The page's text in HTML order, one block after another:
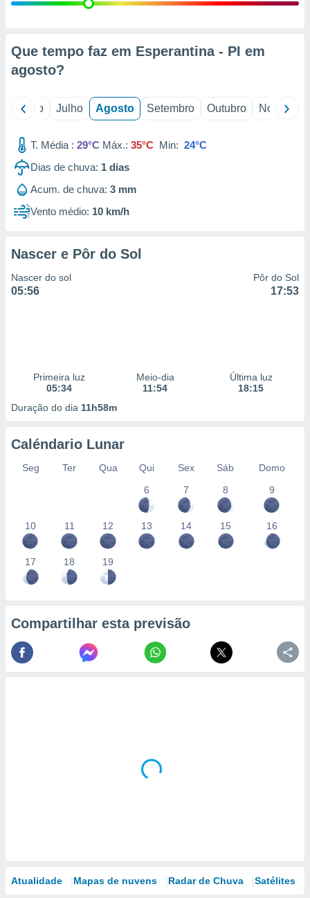
através
estudos
1199
Que tempo faz em Esperantina - PI em
agosto?
Junho Julho Agosto Setembro Outubro Novembro
T. Média : 29°C Máx.: 35°C Min: 24°C
Dias de chuva: 1 dias
Acum. de chuva: 3 mm
Vento médio: 10 km/h
Nascer e Pôr do Sol
Nascer do sol
05:56
Pôr do Sol
17:53
Primeira luz
05:34
Meio-dia
11:54
Última luz
18:15
Duração do dia 11h58m
Caléndario Lunar
Seg Ter Qua Qui Sex Sáb
Domo
6
7 8 9
10 11 12 13 14 15 16
17 18 19
Compartilhar esta previsão
Atualidade Mapas de nuvens Radar de Chuva Satélites